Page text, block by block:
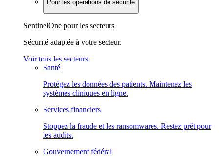
Pour les opérations de sécurité
SentinelOne pour les secteurs
Sécurité adaptée à votre secteur.
Voir tous les secteurs
Santé
Protégez les données des patients. Maintenez les
systèmes cliniques en ligne.
Services financiers
Stoppez la fraude et les ransomwares. Restez prêt pour
les audits.
Gouvernement fédéral